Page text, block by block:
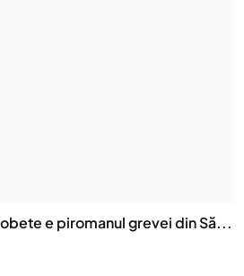
e piromanul grevei din Să...